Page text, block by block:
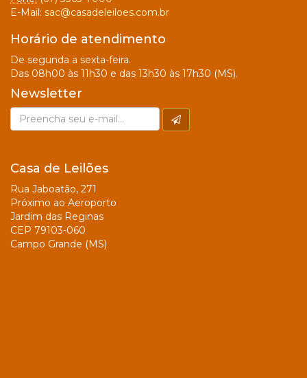
E-Mail: sac@casadeleiloes.com.br
Horário de atendimento
De segunda a sexta-feira.
Das 08h00 às 11h30 e das 13h30 às 17h30 (MS).
Newsletter
Casa de Leilões
Rua Jaboatão, 271
Próximo ao Aeroporto
Jardim das Reginas
CEP 79103-060
Campo Grande (MS)